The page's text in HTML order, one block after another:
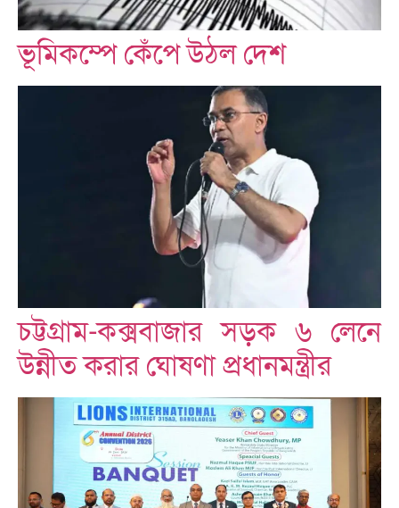
ভূমিকম্পে কেঁপে উঠল দেশ
চট্টগ্রাম-কক্সবাজার সড়ক ৬ লেনে
উন্নীত করার ঘোষণা প্রধানমন্ত্রীর